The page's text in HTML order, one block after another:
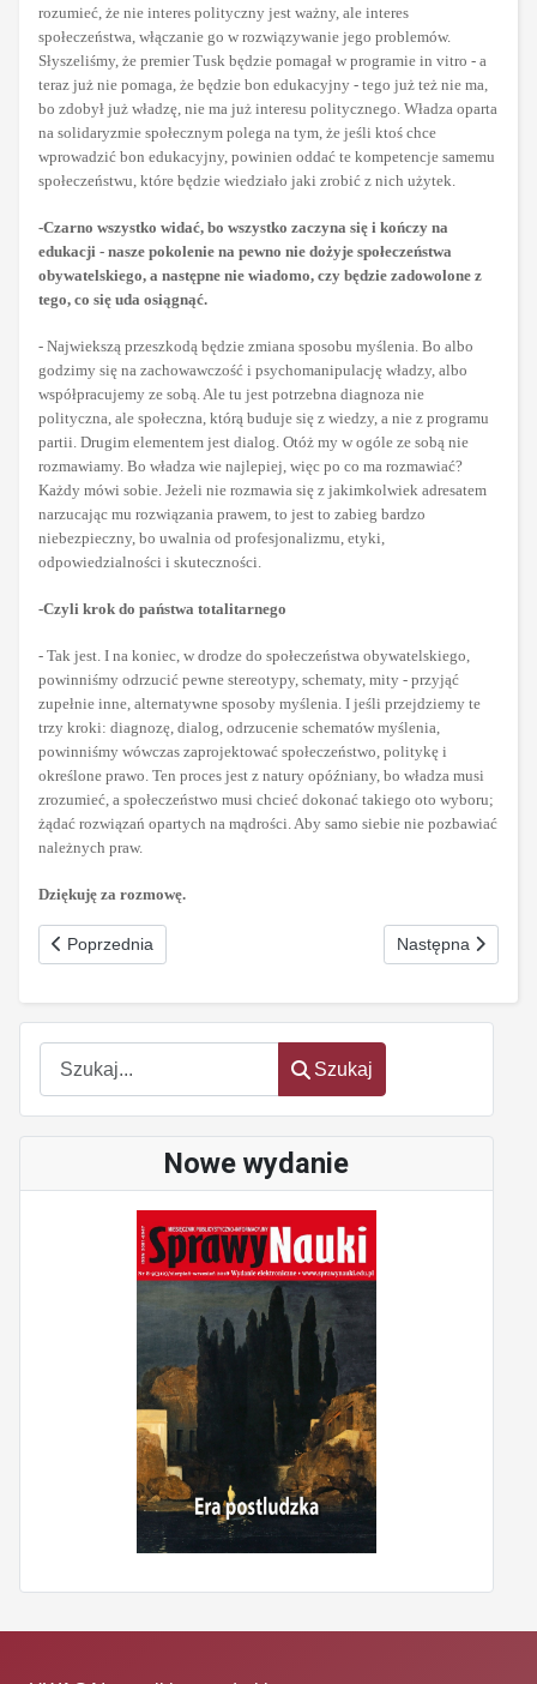
Szukaj
Szukaj
Nowe wydanie
rozumieć, że nie interes polityczny jest ważny, ale interes
społeczeństwa, włączanie go w rozwiązywanie jego problemów.
Słyszeliśmy, że premier Tusk będzie pomagał w programie in vitro - a
teraz już nie pomaga, że będzie bon edukacyjny - tego już też nie ma,
bo zdobył już władzę, nie ma już interesu politycznego. Władza oparta
na solidaryzmie społecznym polega na tym, że jeśli ktoś chce
wprowadzić bon edukacyjny, powinien oddać te kompetencje samemu
społeczeństwu, które będzie wiedziało jaki zrobić z nich użytek.
-Czarno wszystko widać, bo wszystko zaczyna się i kończy na
edukacji - nasze pokolenie na pewno nie dożyje społeczeństwa
obywatelskiego, a następne nie wiadomo, czy będzie zadowolone z
tego, co się uda osiągnąć.
- Najwiekszą przeszkodą będzie zmiana sposobu myślenia. Bo albo
godzimy się na zachowawczość i psychomanipulację władzy, albo
współpracujemy ze sobą. Ale tu jest potrzebna diagnoza nie
polityczna, ale społeczna, którą buduje się z wiedzy, a nie z programu
partii. Drugim elementem jest dialog. Otóż my w ogóle ze sobą nie
rozmawiamy. Bo władza wie najlepiej, więc po co ma rozmawiać?
Każdy mówi sobie. Jeżeli nie rozmawia się z jakimkolwiek adresatem
narzucając mu rozwiązania prawem, to jest to zabieg bardzo
niebezpieczny, bo uwalnia od profesjonalizmu, etyki,
odpowiedzialności i skuteczności.
-Czyli krok do państwa totalitarnego
- Tak jest. I na koniec, w drodze do społeczeństwa obywatelskiego,
powinniśmy odrzucić pewne stereotypy, schematy, mity - przyjąć
zupełnie inne, alternatywne sposoby myślenia. I jeśli przejdziemy te
trzy kroki: diagnozę, dialog, odrzucenie schematów myślenia,
powinniśmy wówczas zaprojektować społeczeństwo, politykę i
określone prawo. Ten proces jest z natury opóźniany, bo władza musi
zrozumieć, a społeczeństwo musi chcieć dokonać takiego oto wyboru;
żądać rozwiązań opartych na mądrości. Aby samo siebie nie pozbawiać
należnych praw.
Dziękuję za rozmowę.
Poprzednia strona: Déja vu
Poprzednia Następna strona:
Następna